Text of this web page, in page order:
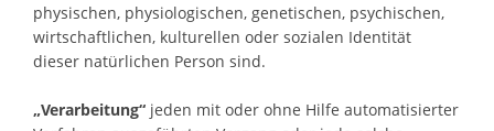
physischen, physiologischen, genetischen, psychischen,
wirtschaftlichen, kulturellen oder sozialen Identität
dieser natürlichen Person sind.
„Verarbeitung“ jeden mit oder ohne Hilfe automatisierter